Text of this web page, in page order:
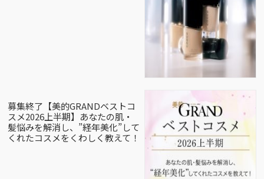
募集終了【美的GRANDベストコ
スメ2026上半期】あなたの肌・
髪悩みを解消し、”経年美化”して
くれたコスメをくわしく教えて！